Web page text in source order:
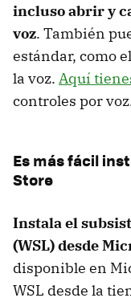
incluso abrir y
voz. También
estándar, como
la voz. Aquí
controles por
Es más fácil
Store
Instala el
(WSL) desde
disponible en
WSL desde la